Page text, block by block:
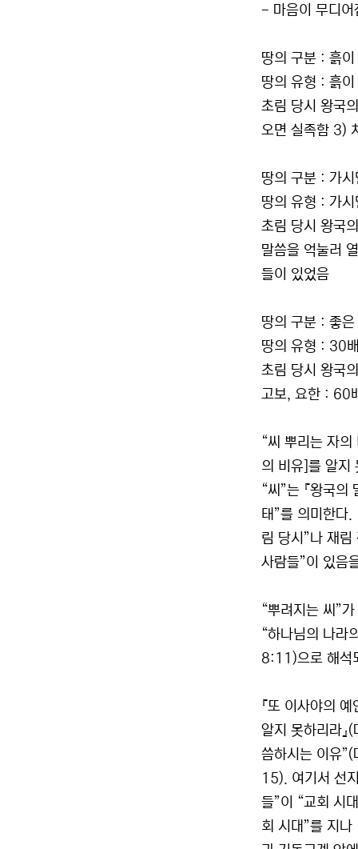
- 마음이 무디어
땅의 구분 : 흙
땅의 유형 : 흙
초림 당시 왕국
오면 실족함 3)
땅의 구분 : 가
땅의 유형 : 가
초림 당시 왕국
말씀을 억눌러
들이 있었음
땅의 구분 : 좋은
땅의 유형 : 30
초림 당시 왕국
고보, 요한 : 60
“씨 뿌리는 자
의 비유]를 알지
“씨”는 『왕국
태”를 의미한다
림 당시”나 재림
사람들”이 있음
“뿌려지는 씨”
“하나님의 나라
8:11)으로 해석
『또 이사야의
알지 못하리라
씀하시는 이유
15). 여기서 선
들”이 “교회 시
회 시대”를 지